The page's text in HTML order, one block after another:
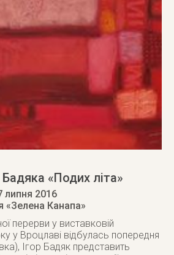
«Подих літа»
липня 2016
«Зелена Канапа»
перерви у виставковій
у Вроцлаві відбулась попередня
Ігор Бадяк представить